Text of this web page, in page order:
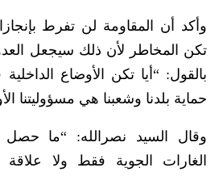
وأكد أن المقاومة لن تفرط
تكن المخاطر لأن ذلك سيجعل العدو
بالقول: “أيا تكن الأوضاع الداخلية
حماية بلدنا وشعبنا هي مسؤوليتنا
وقال السيد نصرالله: “ما
الغارات الجوية فقط ولا علاقة